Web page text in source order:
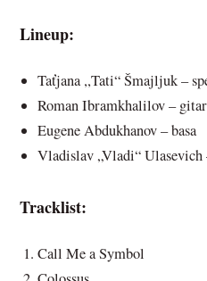
Lineup:
Taťjana ,,Tati“ Šmajljuk –
Roman Ibramkhalilov –
Eugene Abdukhanov – basa
Vladislav „Vladi“ Ulasevich
Tracklist:
Call Me a Symbol